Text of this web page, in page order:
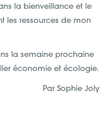
la bienveillance et le
les ressources de mon
la semaine prochaine
économie et écologie.
Par Sophie Joly